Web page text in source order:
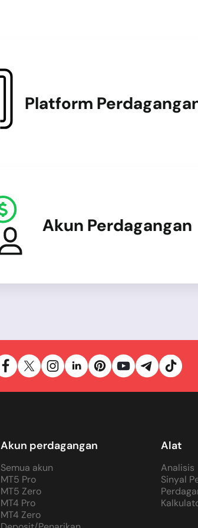
Platform
Akun Perdagangan
Akun perdagangan
Semua akun
MT5 Pro
MT5 Zero
MT4 Pro
MT4 Zero
Alat
Analisis
Sinyal